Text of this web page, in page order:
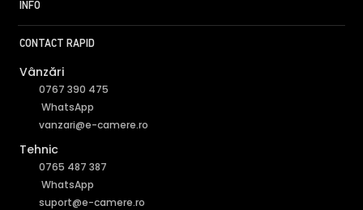
INFO
CONTACT RAPID
Vânzări
0767 390 475
WhatsApp
vanzari@e-camere.ro
Tehnic
0765 487 387
WhatsApp
suport@e-camere.ro